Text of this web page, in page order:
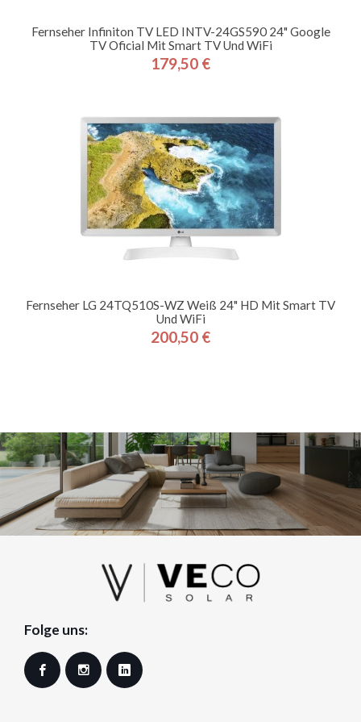
Fernseher Infiniton TV LED INTV-24GS590 24" Google
TV Oficial Mit Smart TV Und WiFi
Preis
179,50 €
Fernseher LG 24TQ510S-WZ Weiß 24" HD Mit Smart TV
Und WiFi
Preis
200,50 €
Folge uns:
Facebook Instagram